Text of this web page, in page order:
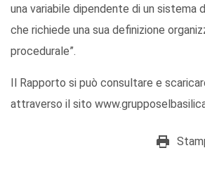
una variabile dipendente di un sistema
che richiede una sua definizione
procedurale”.
Il Rapporto si può consultare e
attraverso il sito